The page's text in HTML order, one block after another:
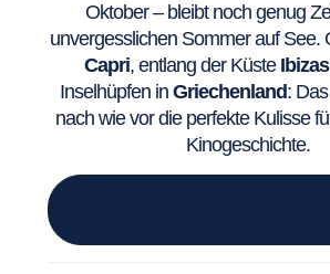
Oktober – bleibt noch genug
unvergesslichen Sommer auf See.
Capri, entlang der Küste Ibizas
Inselhüpfen inGriechenland:
nach wie vor die perfekte Kulisse
Kinogeschichte.